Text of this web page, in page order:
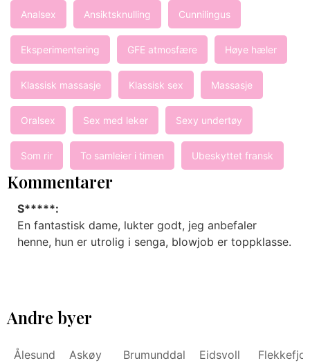
Analsex Ansiktsknulling Cunnilingus
Eksperimentering GFE atmosfære Høye hæler
Klassisk massasje Klassisk sex Massasje
Oralsex Sex med leker Sexy undertøy
Som rir To samleier i timen Ubeskyttet fransk
Kommentarer
S*****:
En fantastisk dame, lukter godt, jeg anbefaler
henne, hun er utrolig i senga, blowjob er toppklasse.
Andre byer
Ålesund
Askøy
Brumunddal
Eidsvoll